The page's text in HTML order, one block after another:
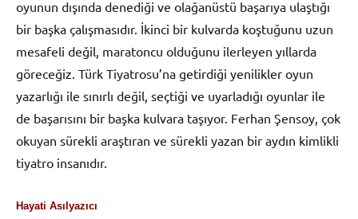
oyunun dışında denediği ve olağanüstü başarıya ulaştığı
bir başka çalışmasıdır. İkinci bir kulvarda koştuğunu uzun
mesafeli değil, maratoncu olduğunu ilerleyen yıllarda
göreceğiz. Türk Tiyatrosu’na getirdiği yenilikler oyun
yazarlığı ile sınırlı değil, seçtiği ve uyarladığı oyunlar ile
de başarısını bir başka kulvara taşıyor. Ferhan Şensoy, çok
okuyan sürekli araştıran ve sürekli yazan bir aydın kimlikli
tiyatro insanıdır.
Hayati Asılyazıcı